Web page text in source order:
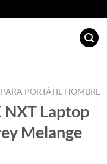
PORTÁTIL HOMBRE
Laptop
Melange